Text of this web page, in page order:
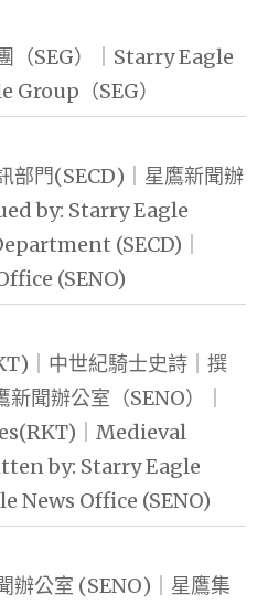
（SEG）｜Starry Eagle
（SEG）
部門(SECD)｜星鷹新聞辦
by: Starry Eagle
(SECD)｜
(SENO)
｜中世紀騎士史詩｜撰
聞辦公室（SENO）｜
｜Medieval
by: Starry Eagle
News Office (SENO)
辦公室 (SENO)｜星鷹集